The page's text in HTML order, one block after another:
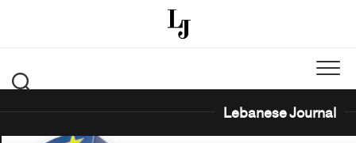
Lebanese Journal